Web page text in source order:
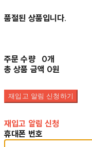
품절된 상품입니다.
주문 수량
0개
총 상품 금액 0원
재입고 알림 신청하기
재입고 알림 신청
휴대폰 번호